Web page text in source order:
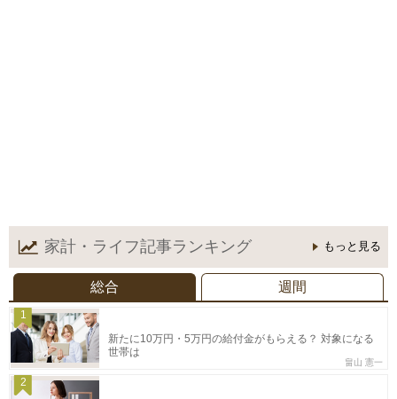
家計・ライフ記事ランキング もっと見る
総合 週間
1
新たに10万円・5万円の給付金がもらえる？ 対象になる
世帯は
畠山 憲一
2